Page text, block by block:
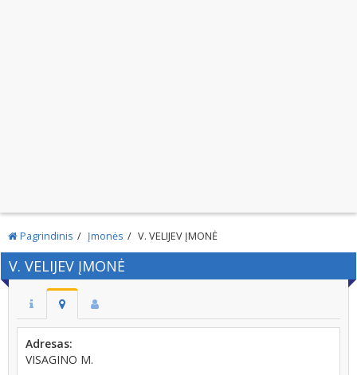
Pagrindinis Įmonės V. VELIJEV ĮMONĖ
V. VELIJEV ĮMONĖ
Adresas:
VISAGINO M.